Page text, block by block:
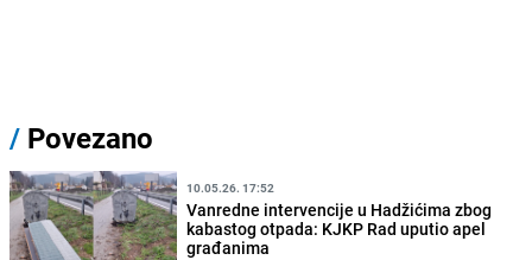
/ Povezano
10.05.26. 17:52
Vanredne intervencije u Hadžićima zbog
kabastog otpada: KJKP Rad uputio apel
građanima